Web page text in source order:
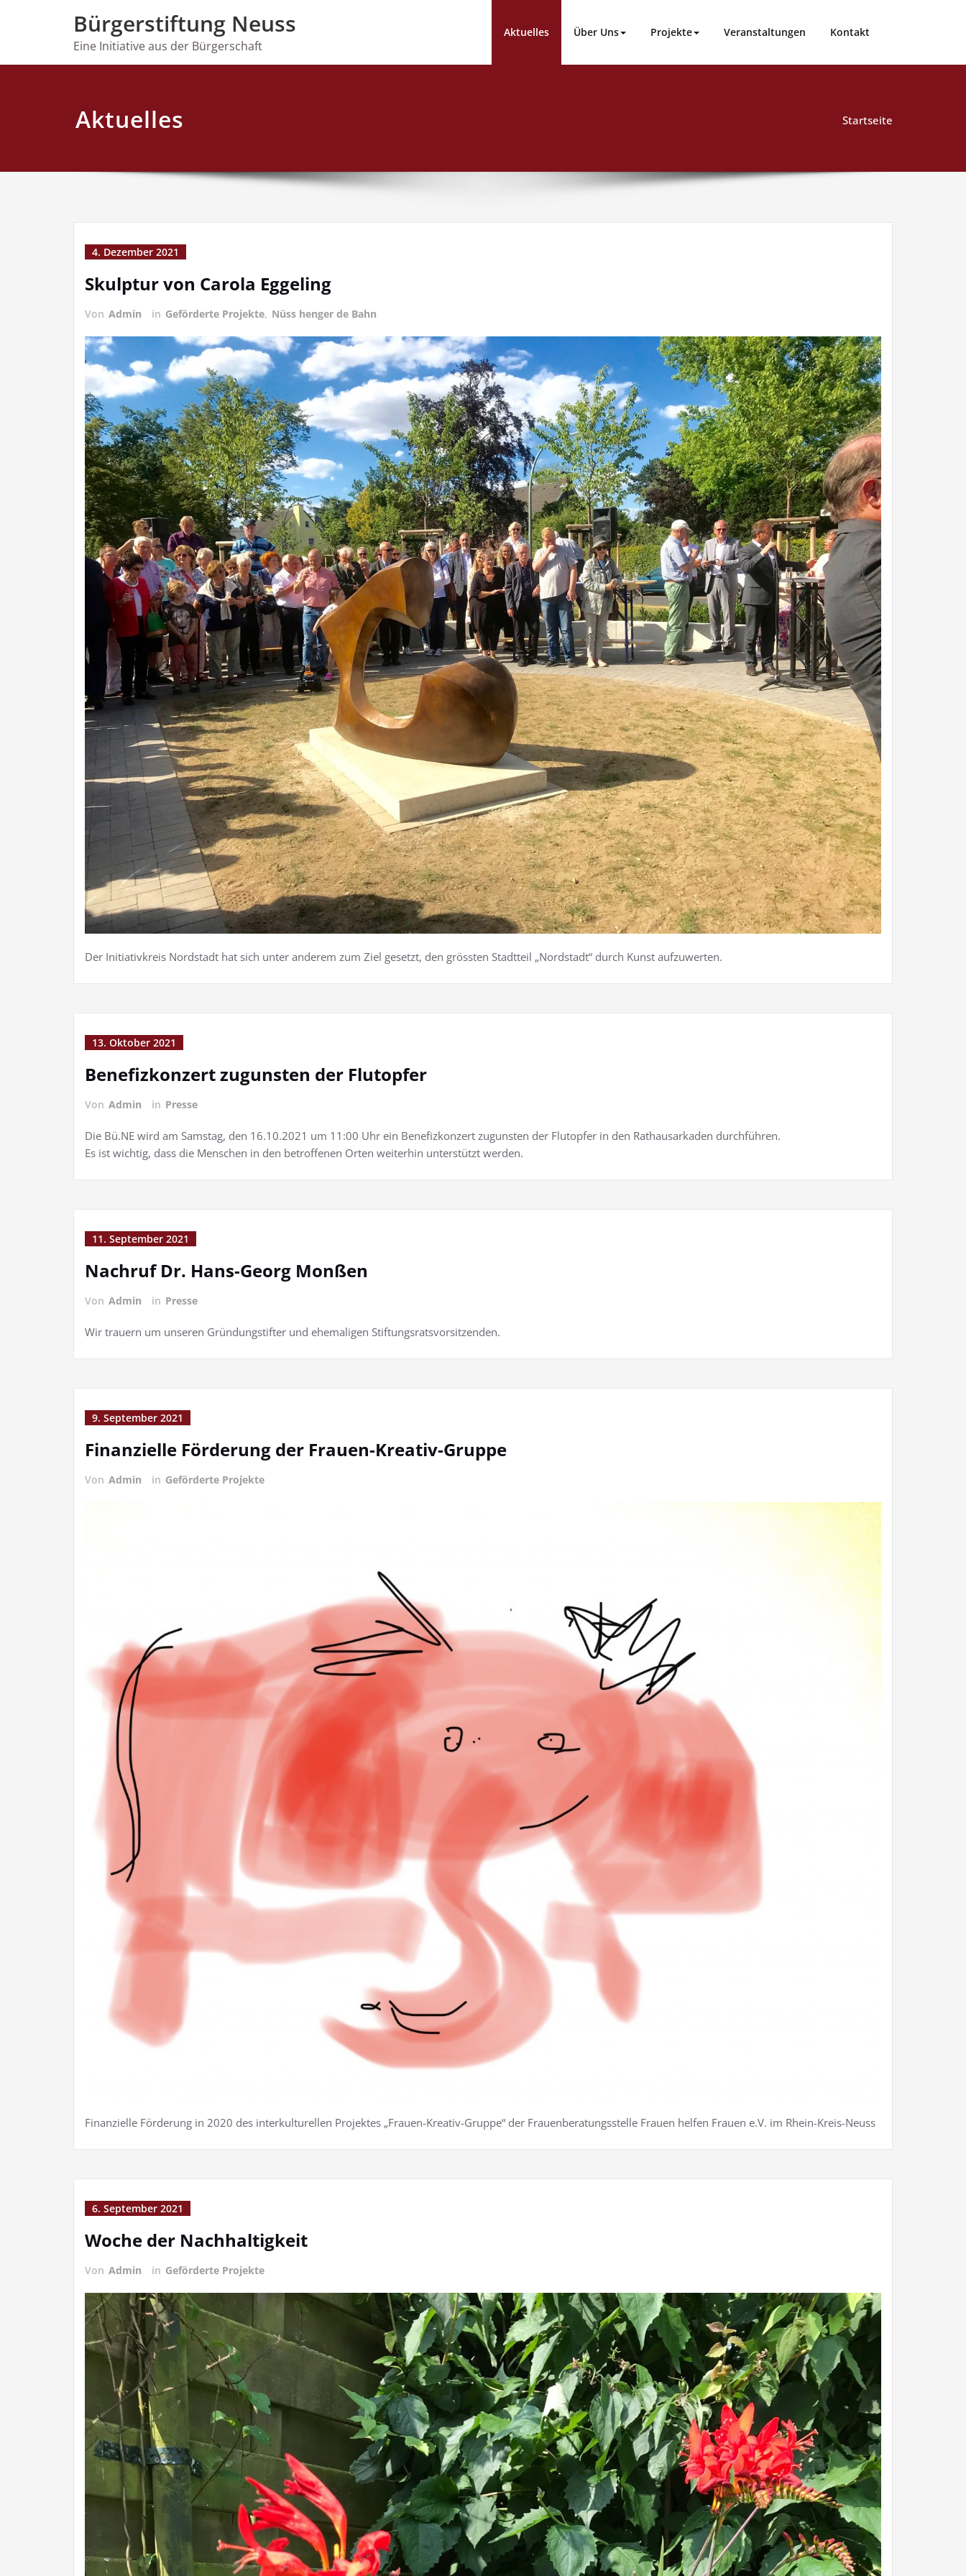
Bürgerstiftung Neuss
Eine Initiative aus der Bürgerschaft
Aktuelles Über Uns Projekte Veranstaltungen Kontakt
Aktuelles Startseite
4. Dezember 2021
Skulptur von Carola Eggeling
Von Admin in Geförderte Projekte, Nüss henger de Bahn
Der Initiativkreis Nordstadt hat sich unter anderem zum Ziel gesetzt, den grössten Stadtteil „Nordstadt“ durch Kunst aufzuwerten.
13. Oktober 2021
Benefizkonzert zugunsten der Flutopfer
Von Admin in Presse
Die Bü.NE wird am Samstag, den 16.10.2021 um 11:00 Uhr ein Benefizkonzert zugunsten der Flutopfer in den Rathausarkaden durchführen.
Es ist wichtig, dass die Menschen in den betroffenen Orten weiterhin unterstützt werden.
11. September 2021
Nachruf Dr. Hans-Georg Monßen
Von Admin in Presse
Wir trauern um unseren Gründungstifter und ehemaligen Stiftungsratsvorsitzenden.
9. September 2021
Finanzielle Förderung der Frauen-Kreativ-Gruppe
Von Admin in Geförderte Projekte
Finanzielle Förderung in 2020 des interkulturellen Projektes „Frauen-Kreativ-Gruppe“ der Frauenberatungsstelle Frauen helfen Frauen e.V. im Rhein-Kreis-Neuss
6. September 2021
Woche der Nachhaltigkeit
Von Admin in Geförderte Projekte